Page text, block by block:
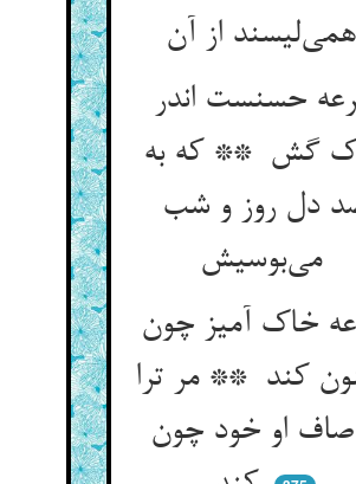
همی‌لیسند از آن
حسنست اندر
گش ** که به
دل روز و شب
می‌بوسیش
خاک آمیز چون
کند ** مر ترا
صاف او خود چون